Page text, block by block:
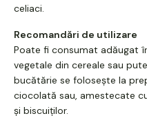
celiaci.
Recomandări de utilizare
Poate fi consumat adăugat
vegetale din cereale sau
bucătărie se folosește la
ciocolată sau, amestecate
și biscuiților.